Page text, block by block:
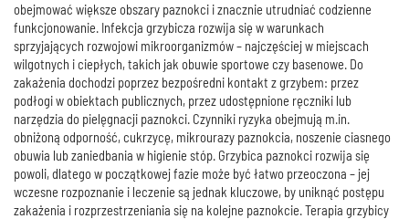
obejmować większe obszary paznokci i znacznie utrudniać codzienne
funkcjonowanie. Infekcja grzybicza rozwija się w warunkach
sprzyjających rozwojowi mikroorganizmów – najczęściej w miejscach
wilgotnych i ciepłych, takich jak obuwie sportowe czy basenowe. Do
zakażenia dochodzi poprzez bezpośredni kontakt z grzybem: przez
podłogi w obiektach publicznych, przez udostępnione ręczniki lub
narzędzia do pielęgnacji paznokci. Czynniki ryzyka obejmują m.in.
obniżoną odporność, cukrzycę, mikrourazy paznokcia, noszenie ciasnego
obuwia lub zaniedbania w higienie stóp. Grzybica paznokci rozwija się
powoli, dlatego w początkowej fazie może być łatwo przeoczona – jej
wczesne rozpoznanie i leczenie są jednak kluczowe, by uniknąć postępu
zakażenia i rozprzestrzeniania się na kolejne paznokcie. Terapia grzybicy